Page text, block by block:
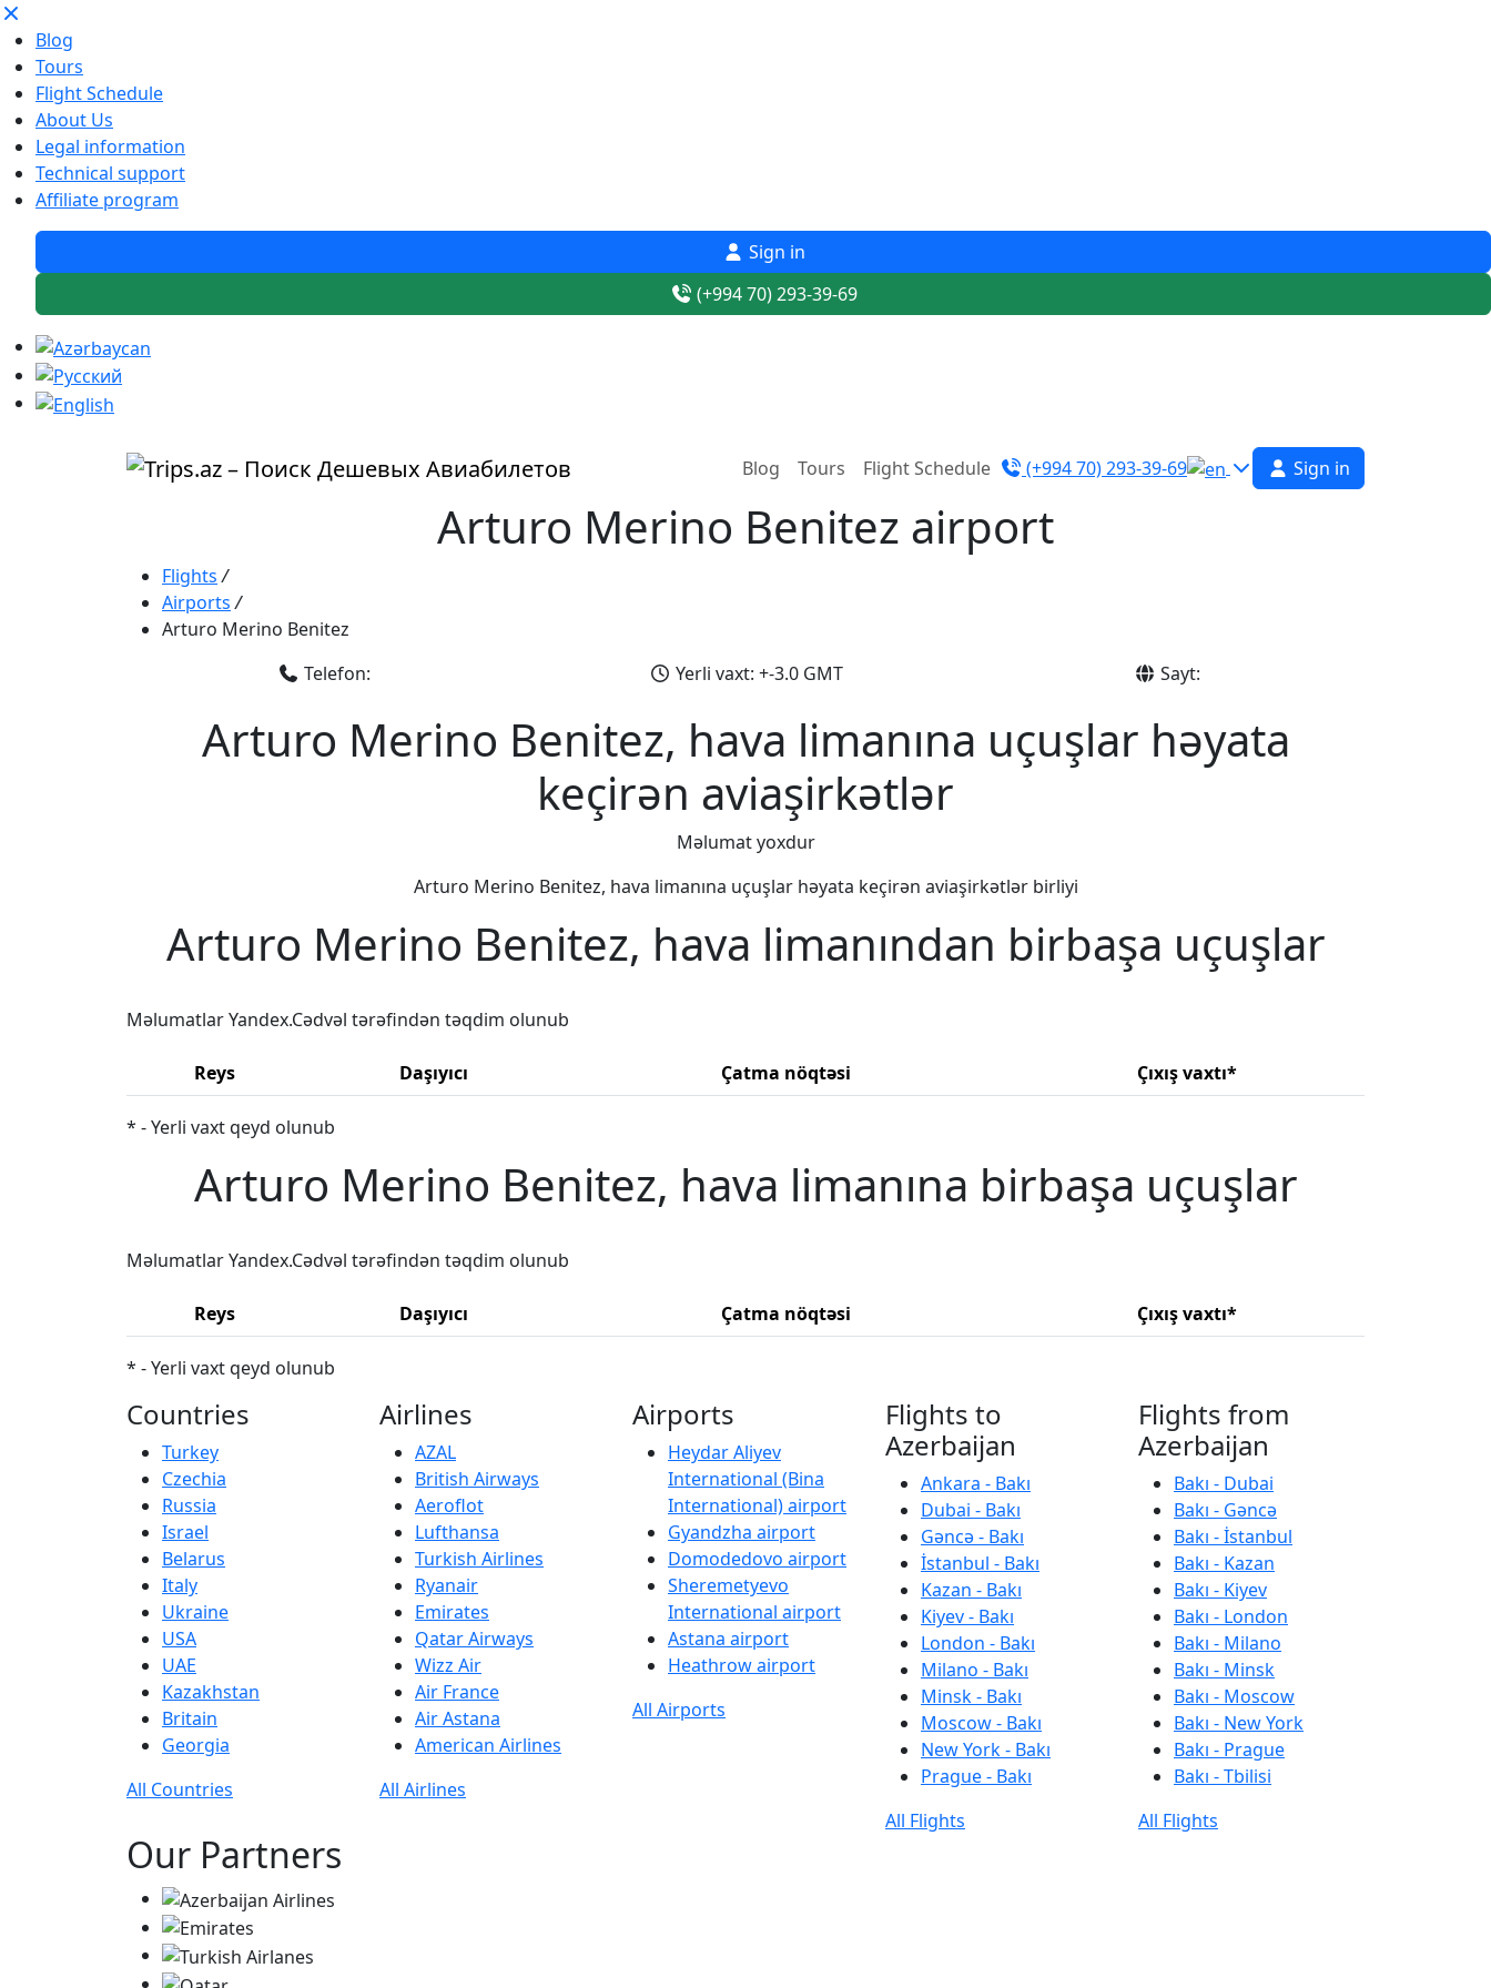
Blog
Tours
Flight Schedule
About Us
Legal information
Technical support
Affiliate program
Sign in
(+994 70) 293-39-69
Blog Tours Flight Schedule (+994 70) 293-39-69 Sign in
Arturo Merino Benitez airport
Flights /
Airports /
Arturo Merino Benitez
Telefon:
Yerli vaxt: +-3.0 GMT Sayt:
Arturo Merino Benitez, hava limanına uçuşlar həyata
keçirən aviaşirkətlər
Məlumat yoxdur
Arturo Merino Benitez, hava limanına uçuşlar həyata keçirən aviaşirkətlər birliyi
Arturo Merino Benitez, hava limanından birbaşa uçuşlar
Məlumatlar Yandex.Cədvəl tərəfindən təqdim olunub
Reys Daşıyıcı Çatma nöqtəsi Çıxış vaxtı*
* - Yerli vaxt qeyd olunub
Arturo Merino Benitez, hava limanına birbaşa uçuşlar
Məlumatlar Yandex.Cədvəl tərəfindən təqdim olunub
Reys Daşıyıcı Çatma nöqtəsi Çıxış vaxtı*
* - Yerli vaxt qeyd olunub
Countries
Turkey
Czechia
Russia
Israel
Belarus
Italy
Ukraine
USA
UAE
Kazakhstan
Britain
Georgia
All Countries
Airlines
AZAL
British Airways
Aeroflot
Lufthansa
Turkish Airlines
Ryanair
Emirates
Qatar Airways
Wizz Air
Air France
Air Astana
American Airlines
All Airlines
Airports
Heydar Aliyev
International (Bina
International) airport
Gyandzha airport
Domodedovo airport
Sheremetyevo
International airport
Astana airport
Heathrow airport
All Airports
Flights to
Azerbaijan
Ankara - Bakı
Dubai - Bakı
Gəncə - Bakı
İstanbul - Bakı
Kazan - Bakı
Kiyev - Bakı
London - Bakı
Milano - Bakı
Minsk - Bakı
Moscow - Bakı
New York - Bakı
Prague - Bakı
All Flights
Flights from
Azerbaijan
Bakı - Dubai
Bakı - Gəncə
Bakı - İstanbul
Bakı - Kazan
Bakı - Kiyev
Bakı - London
Bakı - Milano
Bakı - Minsk
Bakı - Moscow
Bakı - New York
Bakı - Prague
Bakı - Tbilisi
All Flights
Our Partners